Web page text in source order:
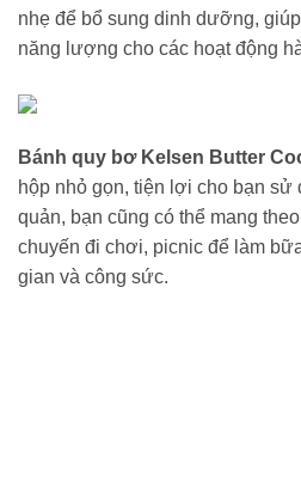
nhẹ để bổ sung dinh dưỡng,
năng lượng cho các hoạt động
Bánh quy bơ Kelsen Butter
hộp nhỏ gọn, tiện lợi cho bạn sử
quản, bạn cũng có thể mang
chuyến đi chơi, picnic để làm
gian và công sức.